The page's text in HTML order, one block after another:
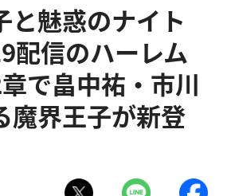
と魅惑のナイト
配信のハーレム
で畠中祐・市川
魔界王子が新登